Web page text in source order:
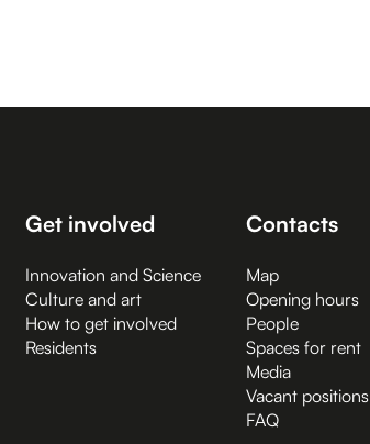
Get involved
Innovation and Science
Culture and art
How to get involved
Residents
Contacts
Map
Opening hours
People
Spaces for rent
Media
Vacant positions
FAQ